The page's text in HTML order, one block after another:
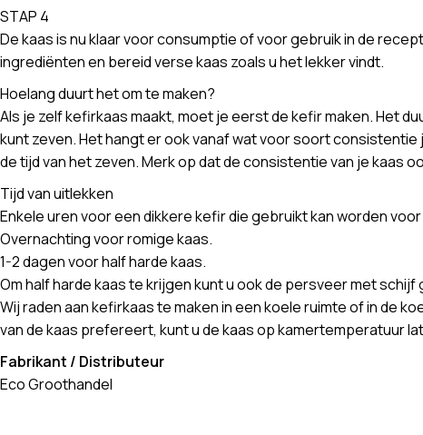
STAP 4
De kaas is nu klaar voor consumptie of voor gebruik in de
ingrediënten en bereid verse kaas zoals u het lekker vindt.
Hoelang duurt het om te maken?
Als je zelf kefirkaas maakt, moet je eerst de kefir maken. Het
kunt zeven. Het hangt er ook vanaf wat voor soort
de tijd van het zeven. Merk op dat de consistentie van je kaas
Tijd van uitlekken
Enkele uren voor een dikkere kefir die gebruikt kan worden
Overnachting voor romige kaas.
1-2 dagen voor half harde kaas.
Om half harde kaas te krijgen kunt u ook de persveer met
Wij raden aan kefirkaas te maken in een koele ruimte of in de
van de kaas prefereert, kunt u de kaas op kamertemperatuur
Fabrikant / Distributeur
Eco Groothandel